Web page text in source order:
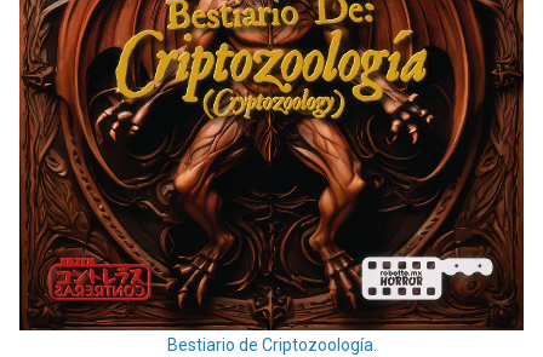
Bestiario de Criptozoología.